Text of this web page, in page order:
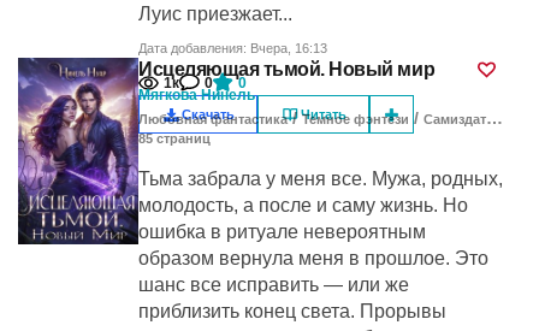
Луис приезжает...
Дата добавления: Вчера, 16:13
1к 0 0
Скачать Читать
Исцеляющая тьмой. Новый мир
Мягкова Нинель
Любовная фантастика/Темное фэнтези / Самиздат/
85cтраниц
Тьма забрала у меня все. Мужа, родных,
молодость, а после и саму жизнь. Но
ошибка в ритуале невероятным
образом вернула меня в прошлое. Это
шанс все исправить — или же
приблизить конец света. Прорывы